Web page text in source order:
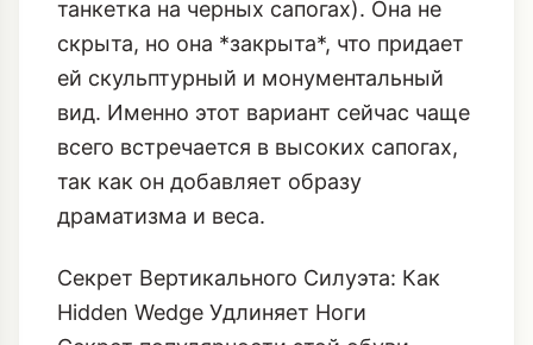
обтянут тем же материалом, что и
сама обувь, или контрастным, но
гладким (например, черная кожаная
танкетка на черных сапогах). Она не
скрыта, но она *закрыта*, что придает
ей скульптурный и монументальный
вид. Именно этот вариант сейчас чаще
так как он добавляет образу
драматизма и веса.